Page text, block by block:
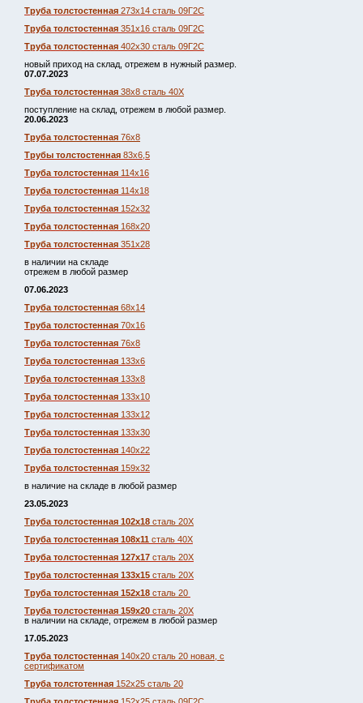
Труба толстостенная 273х14 сталь 09Г2С
Труба толстостенная 351х16 сталь 09Г2С
Труба толстостенная 402х30 сталь 09Г2С
новый приход на склад, отрежем в нужный размер.
07.07.2023
Труба толстостенная 38х8 сталь 40Х
поступление на склад, отрежем в любой размер.
20.06.2023
Труба толстостенная 76х8
Трубы толстостенная 83х6,5
Труба толстостенная 114х16
Труба толстостенная 114х18
Труба толстостенная 152х32
Труба толстостенная 168х20
Труба толстостенная 351х28
в наличии на складе
отрежем в любой размер
07.06.2023
Труба толстостенная 68х14
Труба толстостенная 70х16
Труба толстостенная 76х8
Труба толстостенная 133х6
Труба толстостенная 133х8
Труба толстостенная 133х10
Труба толстостенная 133х12
Труба толстостенная 133х30
Труба толстостенная 140х22
Труба толстостенная 159х32
в наличие на складе в любой размер
23.05.2023
Труба толстостенная 102х18 сталь 20Х
Труба толстостенная 108х11 сталь 40Х
Труба толстостенная 127х17 сталь 20Х
Труба толстостенная 133х15 сталь 20Х
Труба толстостенная 152х18 сталь 20
Труба толстостенная 159х20 сталь 20Х
в наличии на складе, отрежем в любой размер
17.05.2023
Труба толстостенная 140х20 сталь 20 новая, с
сертификатом
Труба толстотенная 152х25 сталь 20